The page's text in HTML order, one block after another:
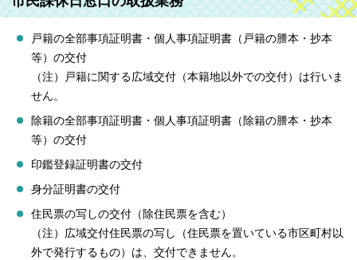
戸籍の全部事項証明書・個人事項証明書（戸籍の謄本・抄本
等）の交付
（注）戸籍に関する広域交付（本籍地以外での交付）は行いま
せん。
除籍の全部事項証明書・個人事項証明書（除籍の謄本・抄本
等）の交付
印鑑登録証明書の交付
身分証明書の交付
住民票の写しの交付（除住民票を含む）
（注）広域交付住民票の写し（住民票を置いている市区町村以
外で発行するもの）は、交付できません。